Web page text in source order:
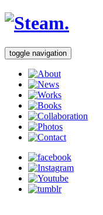
toggle navigation